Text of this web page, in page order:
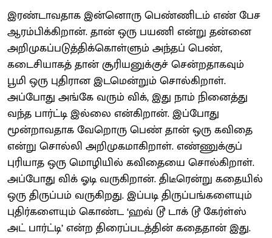
இரண்டாவதாக இன்னொரு பெண்ணிடம் எண் பேச
ஆரம்பிக்கிறான். தான் ஒரு பயணி என்று தன்னை
அறிமுகப்படுத்திக்கொள்ளும் அந்தப் பெண்,
கடைசியாகத் தான் சூரியனுக்குச் சென்றதாகவும்
பூமி ஒரு புதிரான இடமென்றும் சொல்கிறாள்.
அப்போது அங்கே வரும் விக், இது நாம் நினைத்து
வந்த பார்ட்டி இல்லை என்கிறான். இப்போது
மூன்றாவதாக வேறொரு பெண் தான் ஒரு கவிதை
என்று சொல்லி அறிமுகமாகிறாள். எண்ணுக்குப்
புரியாத ஒரு மொழியில் கவிதையை சொல்கிறாள்.
அப்போது விக் ஓடி வருகிறான். திடீரென்று கதையில்
ஒரு திருப்பம் வருகிறது. இப்படி திருப்பங்களையும்
புதிர்களையும் கொண்ட ‘ஹவ் டூ டாக் டூ கேர்ள்ஸ்
அட் பார்ட்டி’ என்ற திரைப்படத்தின் கதைதான் இது.